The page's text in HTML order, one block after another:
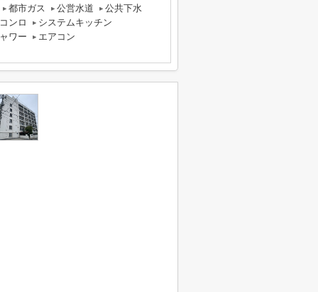
都市ガス
公営水道
公共下水
ンロ
システムキッチン
ワー
エアコン